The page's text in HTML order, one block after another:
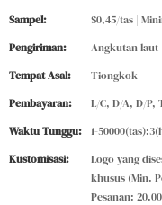
Sampel:
$0,45/tas |
Pengiriman:
Angkutan laut
Tempat Asal:
Tiongkok
Pembayaran:
L/C, D/A, D/P,
Waktu Tunggu:
1-
Kustomisasi:
Logo yang
khusus (Min.
Pesanan: